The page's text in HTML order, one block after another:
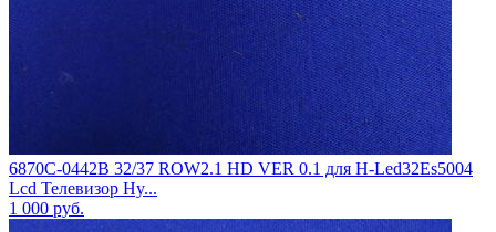
6870C-0442B 32/37 ROW2.1 HD VER 0.1 для H-Led32Es5004
Lcd Телевизор Hy...
1 000 руб.